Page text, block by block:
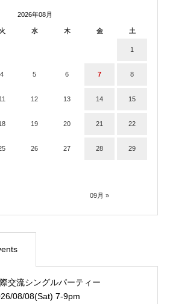
2026年08月
火 水 木 金 土
09月 »
1
4 5 6 7 8
11 12 13 14 15
19 20 21 22
26 27 28 29
交流シングルパーティー
08/08(Sat) 7-9pm